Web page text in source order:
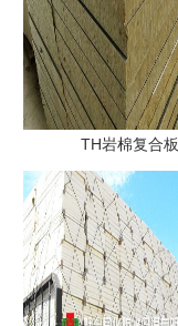
TH岩棉复合板